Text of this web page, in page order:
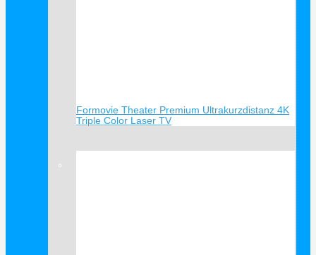
Formovie Theater Premium Ultrakurzdistanz 4K
Triple Color Laser TV